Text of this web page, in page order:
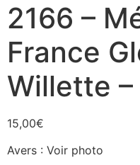
2166 –
France
Willette –
15,00€
Avers : Voir photo